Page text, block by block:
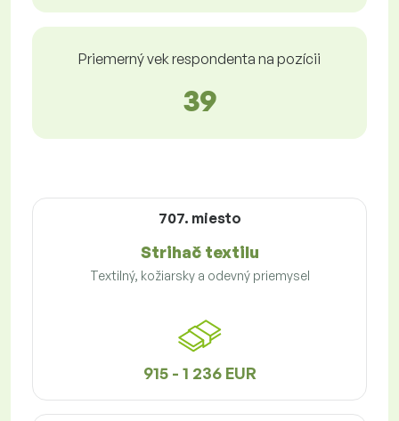
Priemerný vek respondenta na pozícii
39
707. miesto
Strihač textilu
Textilný, kožiarsky a odevný priemysel
915 - 1 236 EUR